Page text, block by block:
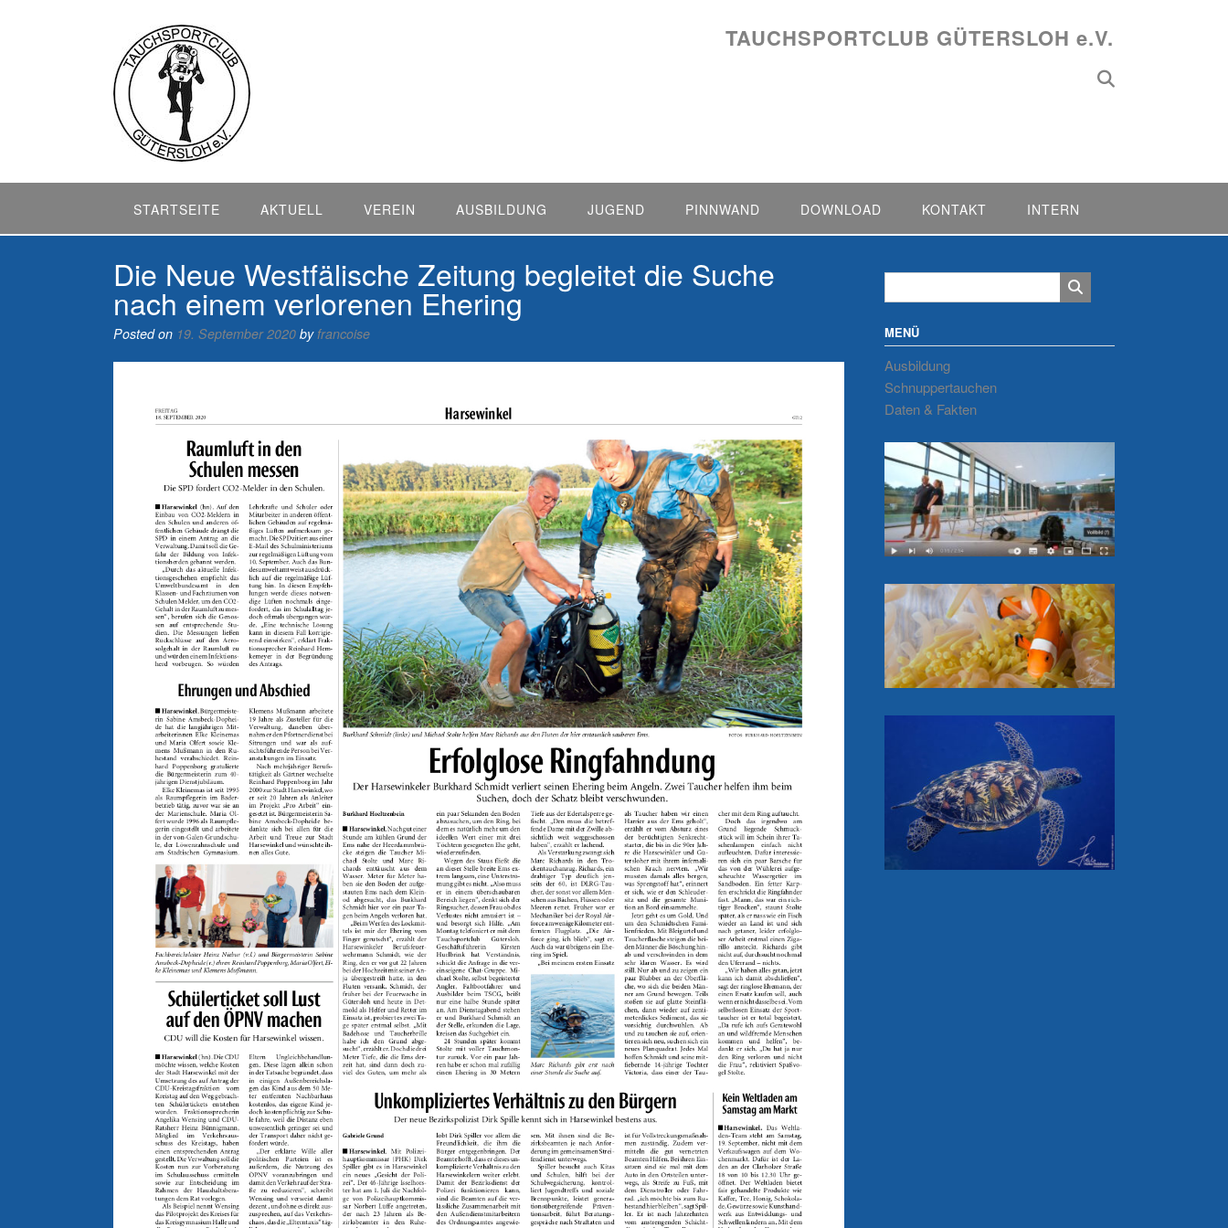
TAUCHSPORTCLUB GÜTERSLOH e.V.
STARTSEITE AKTUELL VEREIN AUSBILDUNG JUGEND PINNWAND DOWNLOAD KONTAKT INTERN
Die Neue Westfälische Zeitung begleitet die Suche
nach einem verlorenen Ehering
Posted on 19. September 2020 byfrancoise MENÜ
Ausbildung
Schnuppertauchen
Daten & Fakten